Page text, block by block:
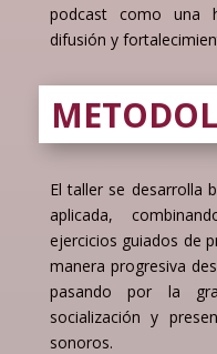
podcast como una
difusión y
El taller se desarrolla
aplicada,
ejercicios guiados de
manera progresiva
pasando por la
socialización y
sonoros.